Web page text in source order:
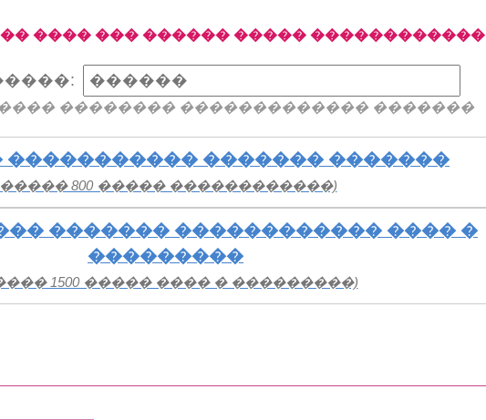
���� ��� ������ ����� ������������
�������� ������������� �������
����������� ������� �������
800 ����� ������������)
������� ������������ ���� �
���������
1500 ����� ���� � ���������)